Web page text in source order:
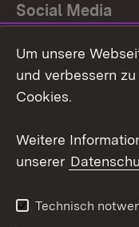
Social Media
Facebook
Barrierefreiheit
Um unsere
und verbessern
Cookies.
Weitere
unserer
Technisch